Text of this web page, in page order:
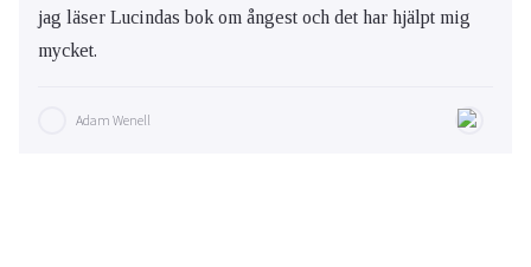
jag läser Lucindas bok om ångest och det har hjälpt mig
mycket.
Adam Wenell